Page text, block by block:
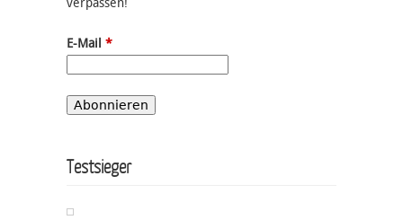
verpassen!
E-Mail *
Testsieger